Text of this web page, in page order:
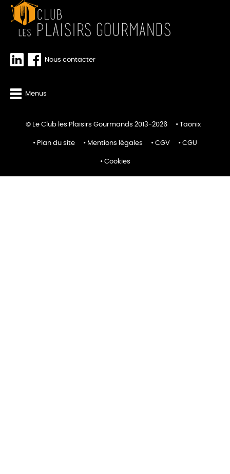
Nous contacter
Menus
© Le Club les Plaisirs Gourmands 2013-2026 Taonix
Plan du site Mentions légales CGV CGU
Cookies